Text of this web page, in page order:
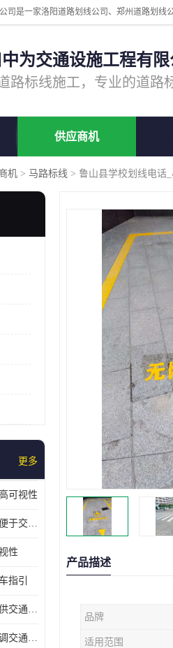
为交通设施工程有限
供应商机
机 > 马路标线 > 鲁山县学校划线电话
更多
可视性
卫辉市小区划线厂家_便于交通管理
性
指引
商丘学校划线报价_提供交通信息
焦作学校划线报价_强调交通规则
产品描述
品牌
适用范围